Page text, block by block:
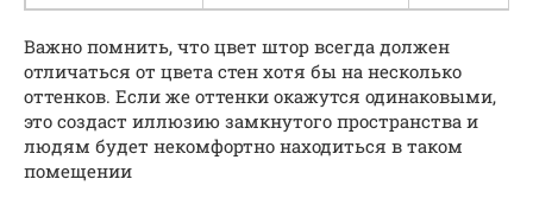
Важно помнить, что цвет штор всегда должен
отличаться от цвета стен хотя бы на несколько
оттенков. Если же оттенки окажутся одинаковыми,
это создаст иллюзию замкнутого пространства и
людям будет некомфортно находиться в таком
помещении